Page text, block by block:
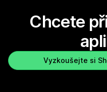
Chcete
Vyzkoušejte si